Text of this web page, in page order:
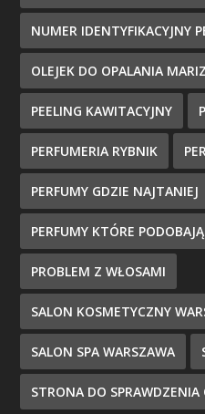
NUMER IDENTYFIKACYJNY
OLEJEK DO OPALANIA
PEELING KAWITACYJNY
PERFUMERIA RYBNIK
PERFUMY GDZIE NAJTANIEJ
PERFUMY KTÓRE
PROBLEM Z WŁOSAMI
SALON KOSMETYCZNY
SALON SPA WARSZAWA
STRONA DO SPRAWDZENIA